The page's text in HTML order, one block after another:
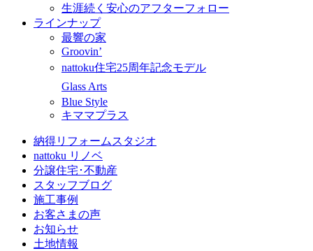
生涯続く安心のアフターフォロー
ラインナップ
最響の家
Groovin’
nattoku住宅25周年記念モデル
Glass Arts
Blue Style
キママプラス
納得リフォームスタジオ
nattoku リノベ
分譲住宅･不動産
スタッフブログ
施工事例
お客さまの声
お知らせ
土地情報